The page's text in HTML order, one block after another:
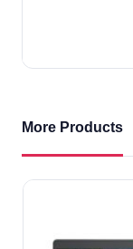
More Products